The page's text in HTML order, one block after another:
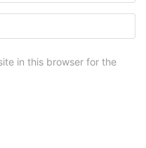
in this browser for the